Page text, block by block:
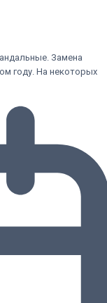
Замена
году. На некоторых